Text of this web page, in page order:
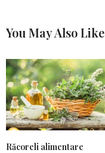
You May Also Like
Răcoreli alimentare